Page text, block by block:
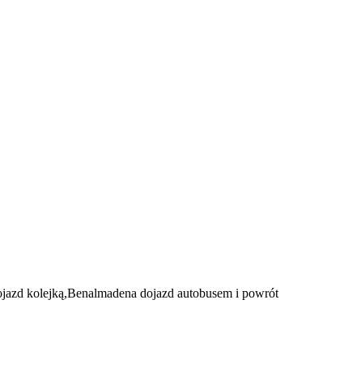
kolejką,Benalmadena dojazd autobusem i powrót